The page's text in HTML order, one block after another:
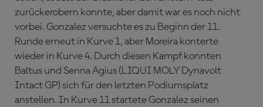
zurückerobern konnte, aber damit war es noch nicht
vorbei. Gonzalez versuchte es zu Beginn der 11.
Runde erneut in Kurve 1, aber Moreira konterte
wieder in Kurve 4. Durch diesen Kampf konnten
Baltus und Senna Agius (LIQUI MOLY Dynavolt
Intact GP) sich für den letzten Podiumsplatz
anstellen. In Kurve 11 startete Gonzalez seinen